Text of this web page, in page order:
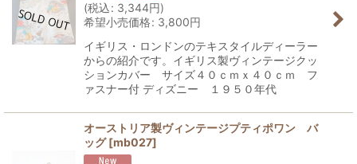
(税込: 3,344円)
希望小売価格: 3,800円
イギリス・ロンドンのテキスタイルディーラー
からの紹介です。イギリス製ヴィンテージクッ
ションカバー サイズ４０ｃｍｘ４０ｃｍ フ
ァスナー付 ディズニー １９５０年代
オーストリア製ヴィンテージプティポワン バ
ッグ [mb027]